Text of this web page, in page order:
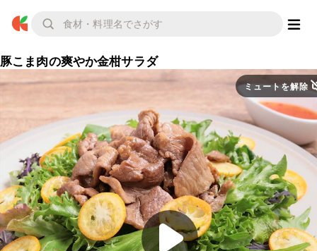
豚こま肉の爽やか金柑サラダ
ミュートを解除